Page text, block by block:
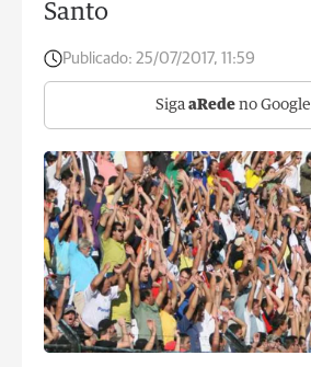
Santo
Publicado: 25/07/2017, 11:59
Siga aRede no Google